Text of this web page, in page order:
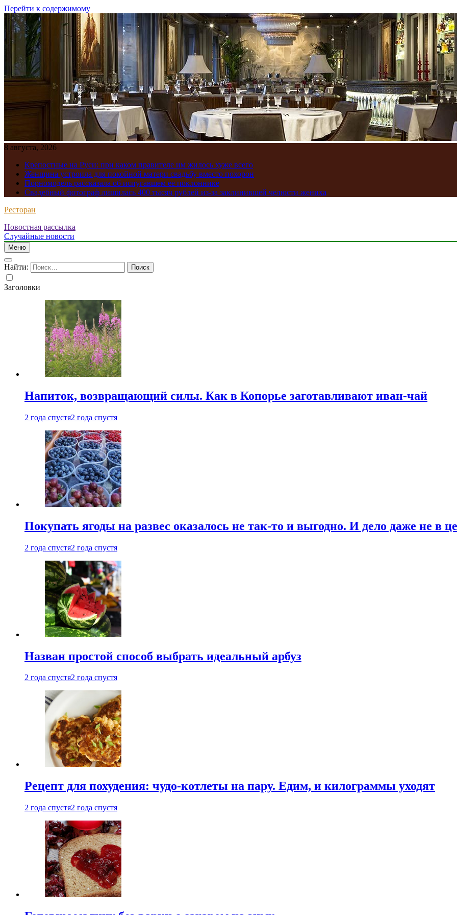
Перейти к содержимому
8 августа, 2026
Крепостные на Руси: при каком правителе им жилось хуже всего
Женщина устроила для покойной матери свадьбу вместо похорон
Порномодель рассказала об испугавшем ее поклоннике
Свадебный фотограф лишилась 400 тысяч рублей из-за заклинившей челюсти жениха
Ресторан
Новостная рассылка
Случайные новости
Меню
Найти:
Заголовки
Напиток, возвращающий силы. Как в Копорье заготавливают иван-чай
2 года спустя2 года спустя
Покупать ягоды на развес оказалось не так-то и выгодно. И дело даже не в
2 года спустя2 года спустя
Назван простой способ выбрать идеальный арбуз
2 года спустя2 года спустя
Рецепт для похудения: чудо-котлеты на пару. Едим, и килограммы уходят
2 года спустя2 года спустя